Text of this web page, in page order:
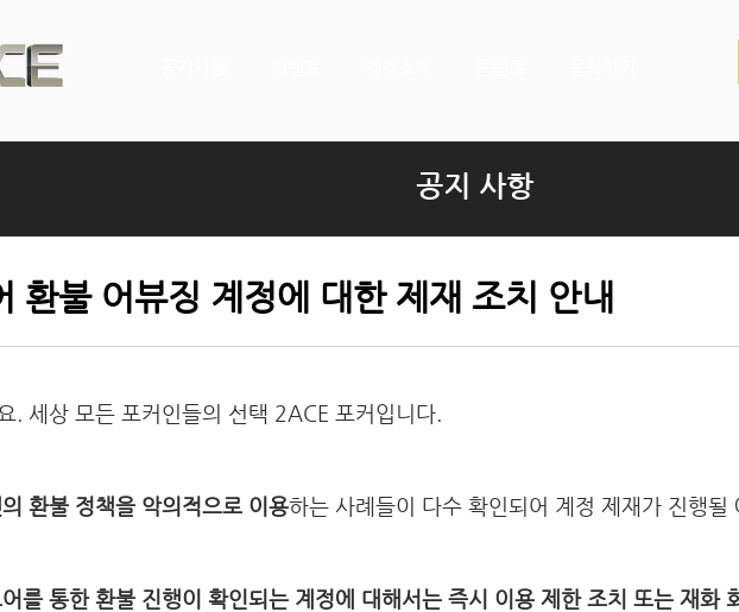
공지 사항
환불 어뷰징 계정에 대한 제재 조치 안내
. 세상 모든 포커인들의 선택 2ACE 포커입니다.
환불 정책을 악의적으로 이용하는 사례들이 다수 확인되어 계정 제재가 진행될
를 통한 환불 진행이 확인되는 계정에 대해서는 즉시 이용 제한 조치 또는 재화